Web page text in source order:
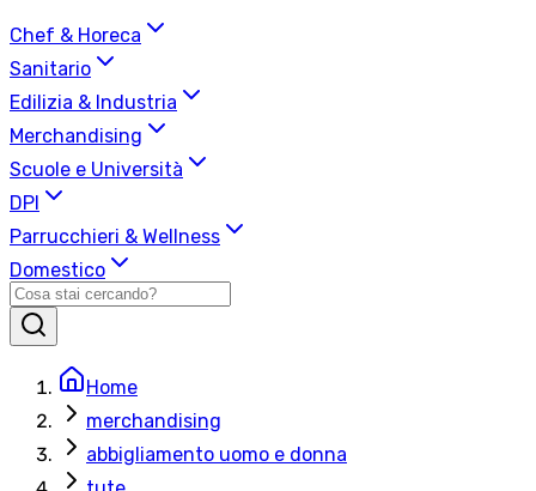
Chef & Horeca
Sanitario
Edilizia & Industria
Merchandising
Scuole e Università
DPI
Parrucchieri & Wellness
Domestico
Home
merchandising
abbigliamento uomo e donna